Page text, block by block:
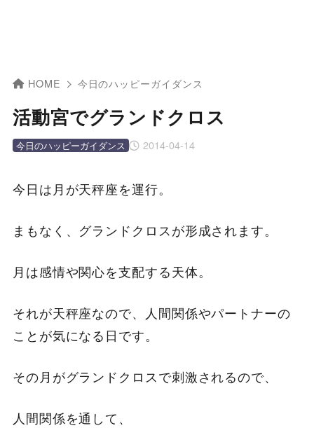
HOME 今日のハッピーガイダンス
活動宮でグランドクロス
2014-04-14
今日のハッピーガイダンス
今日は月が天秤座を運行。
まもなく、グランドクロスが形成されます。
月は感情や関心を支配する天体。
それが天秤座なので、人間関係やパートナーの
ことが気になる日です。
その月がグランドクロスで刺激されるので、
人間関係を通して、